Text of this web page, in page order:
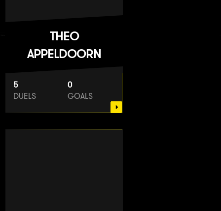
THEO
APPELDOORN
5
DUELS
0
GOALS